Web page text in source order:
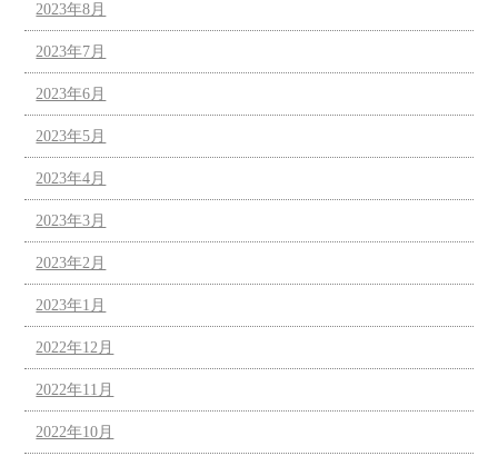
2023年8月
2023年7月
2023年6月
2023年5月
2023年4月
2023年3月
2023年2月
2023年1月
2022年12月
2022年11月
2022年10月